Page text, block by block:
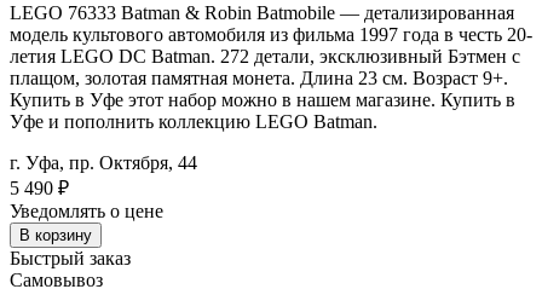
LEGO 76333 Batman & Robin Batmobile — детализированная
модель культового автомобиля из фильма 1997 года в честь 20-
летия LEGO DC Batman. 272 детали, эксклюзивный Бэтмен с
плащом, золотая памятная монета. Длина 23 см. Возраст 9+.
Купить в Уфе этот набор можно в нашем магазине. Купить в
Уфе и пополнить коллекцию LEGO Batman.
г. Уфа, пр. Октября, 44
5 490 ₽
Уведомлять о цене
В корзину
Быстрый заказ
Самовывоз